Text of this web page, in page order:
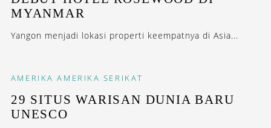
MYANMAR
Yangon menjadi lokasi properti keempatnya di Asia...
AMERIKA AMERIKA SERIKAT
29 SITUS WARISAN DUNIA BARU
UNESCO